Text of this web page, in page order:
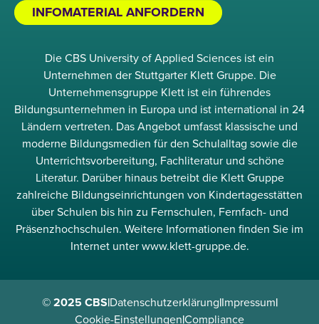
INFOMATERIAL ANFORDERN
Die CBS University of Applied Sciences ist ein
Unternehmen der Stuttgarter Klett Gruppe. Die
Unternehmensgruppe Klett ist ein führendes
Bildungsunternehmen in Europa und ist international in 24
Ländern vertreten. Das Angebot umfasst klassische und
moderne Bildungsmedien für den Schulalltag sowie die
Unterrichtsvorbereitung, Fachliteratur und schöne
Literatur. Darüber hinaus betreibt die Klett Gruppe
zahlreiche Bildungseinrichtungen von Kindertagesstätten
über Schulen bis hin zu Fernschulen, Fernfach- und
Präsenzhochschulen. Weitere Informationen finden Sie im
Internet unter www.klett-gruppe.de.
© 2025 CBS|Datenschutzerklärung|Impressum|
Cookie-Einstellungen|Compliance